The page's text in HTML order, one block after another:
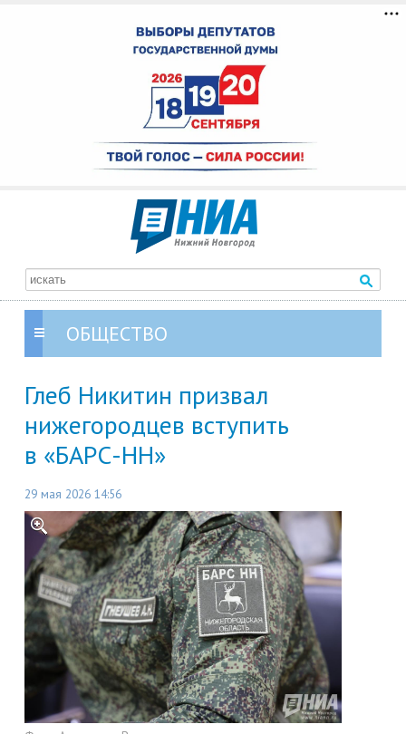
ОБЩЕСТВО
Глеб Никитин призвал
нижегородцев вступить
в «БАРС-НН»
29 мая 2026 14:56